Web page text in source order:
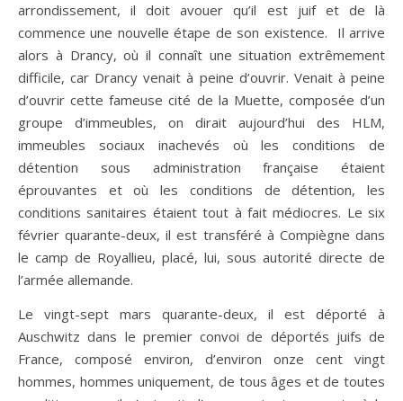
arrondissement, il doit avouer qu’il est juif et de là
commence une nouvelle étape de son existence. Il arrive
alors à Drancy, où il connaît une situation extrêmement
difficile, car Drancy venait à peine d’ouvrir. Venait à peine
d’ouvrir cette fameuse cité de la Muette, composée d’un
groupe d’immeubles, on dirait aujourd’hui des HLM,
immeubles sociaux inachevés où les conditions de
détention sous administration française étaient
éprouvantes et où les conditions de détention, les
conditions sanitaires étaient tout à fait médiocres. Le six
février quarante-deux, il est transféré à Compiègne dans
le camp de Royallieu, placé, lui, sous autorité directe de
l’armée allemande.
Le vingt-sept mars quarante-deux, il est déporté à
Auschwitz dans le premier convoi de déportés juifs de
France, composé environ, d’environ onze cent vingt
hommes, hommes uniquement, de tous âges et de toutes